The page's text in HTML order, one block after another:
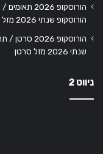
הורוסקופ
הורוסקופ שנתי 2026 מזל תאומים
הורוסקופ
שנתי 2026 מזל סרטן
ניווט 2